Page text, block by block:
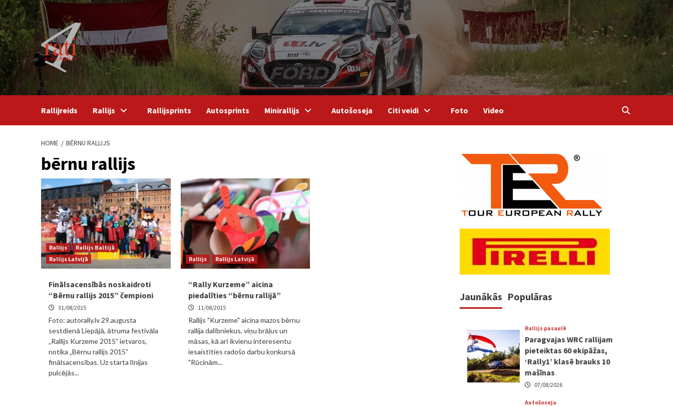
Skip
to
content
Rallijreids Rallijs Rallijsprints Autosprints Minirallijs Autošoseja Citi veidi Foto Video
HOME BĒRNU RALLIJS
bērnu rallijs
Rallijs
Rallijs Baltijā
Rallijs Latvijā
Finālsacensībās noskaidroti
“Bērnu rallijs 2015” čempioni
31/08/2015
Foto: autorally.lv 29.augusta
sestdienā Liepājā, ātruma festivāla
„Rallijs Kurzeme 2015” ietvaros,
notika „Bērnu rallijs 2015”
finālsacensības. Uz starta līnijas
pulcējās...
Rallijs Rallijs Latvijā
“Rally Kurzeme” aicina
piedalīties “bērnu rallijā”
11/08/2015
Rallijs "Kurzeme" aicina mazos bērnu
rallija dalībniekus, viņu brāļus un
māsas, kā arī ikvienu interesentu
iesaistīties radošo darbu konkursā
"Rūcinām...
Jaunākās Populāras
Rallijs pasaulē
Paragvajas WRC rallijam
pieteiktas 60 ekipāžas,
‘Rally1’ klasē brauks 10
mašīnas
07/08/2026
Autošoseja